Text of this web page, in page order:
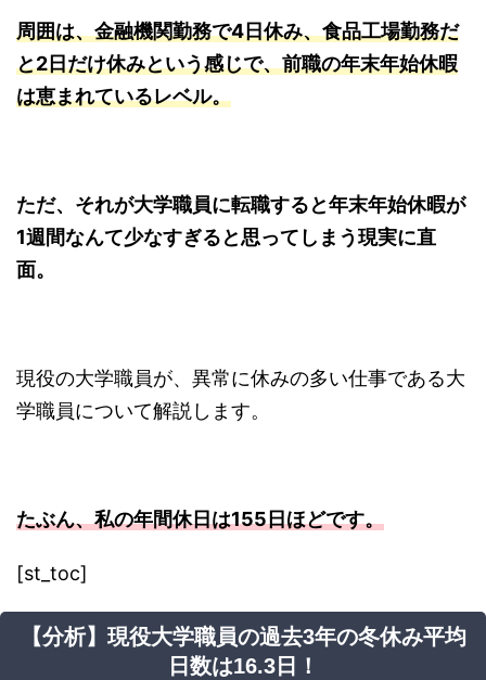
周囲は、金融機関勤務で4日休み、食品工場勤務だ
と2日だけ休みという感じで、前職の年末年始休暇
は恵まれているレベル。
ただ、それが大学職員に転職すると年末年始休暇が
1週間なんて少なすぎると思ってしまう現実に直
面。
現役の大学職員が、異常に休みの多い仕事である大
学職員について解説します。
たぶん、私の年間休日は155日ほどです。
[st_toc]
【分析】現役大学職員の過去3年の冬休み平均
日数は16.3日！